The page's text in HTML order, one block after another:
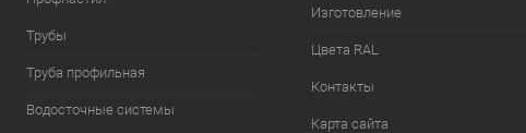
Трубы
Труба профильная
Водосточные системы
Изготовление
Цвета RAL
Контакты
Карта сайта